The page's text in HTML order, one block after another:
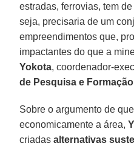
estradas, ferrovias, tem
seja, precisaria de um
empreendimentos que,
impactantes do que a
Yokota, coordenador-
de Pesquisa e
Sobre o argumento de
economicamente a área,
criadas alternativas